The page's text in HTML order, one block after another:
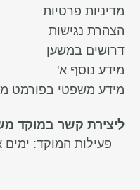
מדיניות פרטיות
הצהרת נגישות
דרושים במשען
מידע נוסף א'
מידע משפטי בפורמט
ליצירת קשר במוקד
פעילות המוקד: ימים